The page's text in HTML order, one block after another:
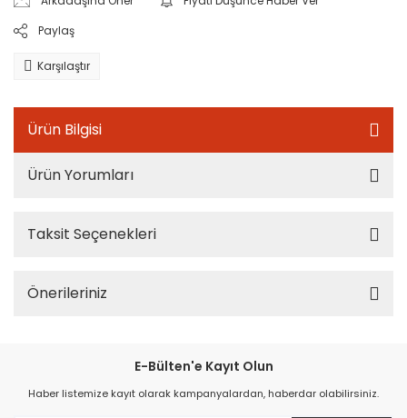
Paylaş
Karşılaştır
Ürün Bilgisi
Ürün Yorumları
Taksit Seçenekleri
Önerileriniz
E-Bülten'e Kayıt Olun
Haber listemize kayıt olarak kampanyalardan, haberdar olabilirsiniz.